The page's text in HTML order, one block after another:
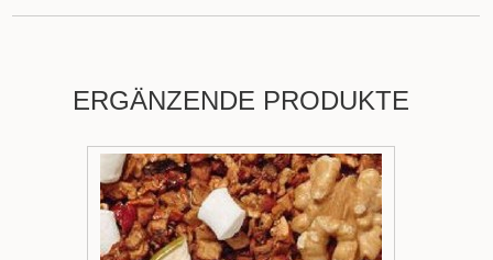
ERGÄNZENDE PRODUKTE